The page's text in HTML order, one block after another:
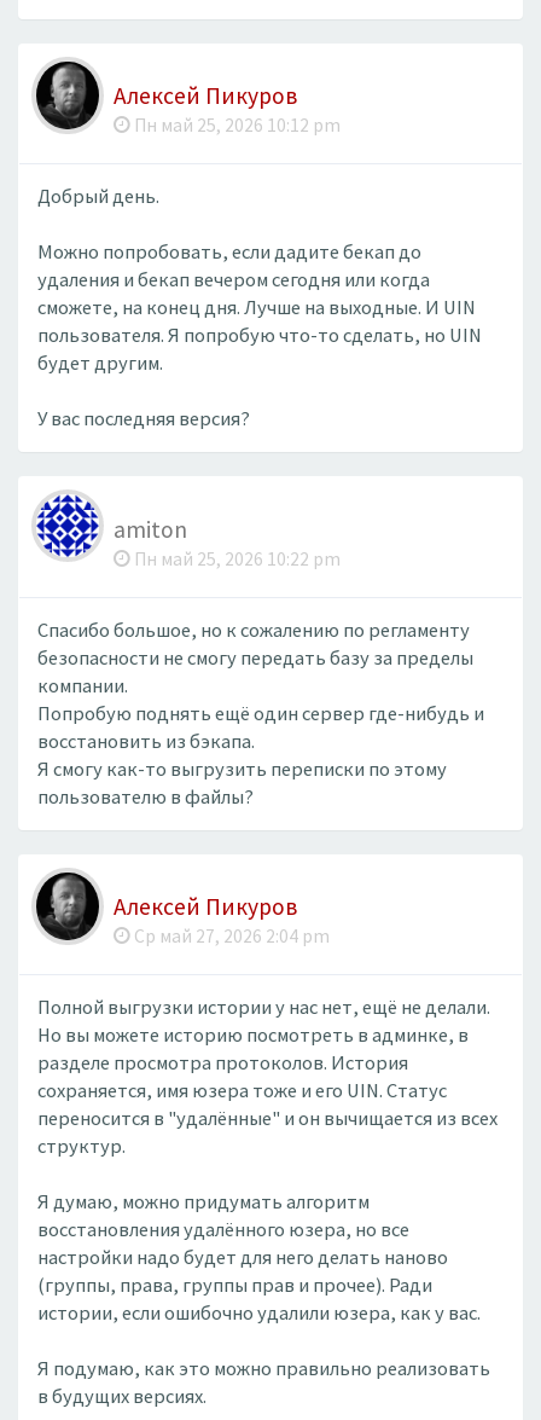
Алексей Пикуров
Пн май 25, 2026 10:12 pm
Добрый день.
Можно попробовать, если дадите бекап до
удаления и бекап вечером сегодня или когда
сможете, на конец дня. Лучше на выходные. И UIN
пользователя. Я попробую что-то сделать, но UIN
будет другим.
У вас последняя версия?
amiton
Пн май 25, 2026 10:22 pm
Спасибо большое, но к сожалению по регламенту
безопасности не смогу передать базу за пределы
компании.
Попробую поднять ещё один сервер где-нибудь и
восстановить из бэкапа.
Я смогу как-то выгрузить переписки по этому
пользователю в файлы?
Алексей Пикуров
Ср май 27, 2026 2:04 pm
Полной выгрузки истории у нас нет, ещё не делали.
Но вы можете историю посмотреть в админке, в
разделе просмотра протоколов. История
сохраняется, имя юзера тоже и его UIN. Статус
переносится в "удалённые" и он вычищается из всех
структур.
Я думаю, можно придумать алгоритм
восстановления удалённого юзера, но все
настройки надо будет для него делать наново
(группы, права, группы прав и прочее). Ради
истории, если ошибочно удалили юзера, как у вас.
Я подумаю, как это можно правильно реализовать
в будущих версиях.